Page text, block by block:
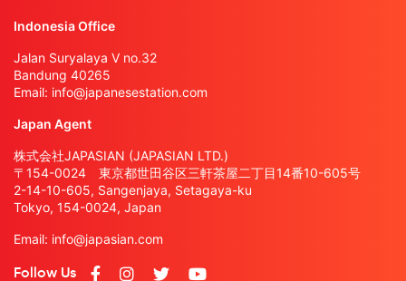
Indonesia Office
Jalan Suryalaya V no.32
Bandung 40265
Email: info@japanesestation.com
Japan Agent
株式会社JAPASIAN (JAPASIAN LTD.)
〒154-0024 東京都世田谷区三軒茶屋二丁目14番10-605号
2-14-10-605, Sangenjaya, Setagaya-ku
Tokyo, 154-0024, Japan
Email: info@japasian.com
Follow Us